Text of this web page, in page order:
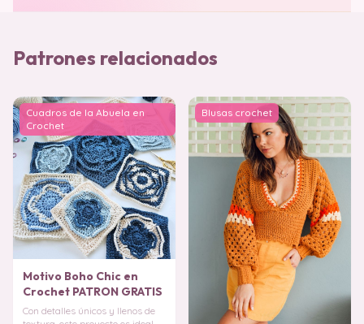
Patrones relacionados
Cuadros de la Abuela en
Crochet
Motivo Boho Chic en
Crochet PATRON GRATIS
Con detalles únicos y llenos de
Blusas crochet